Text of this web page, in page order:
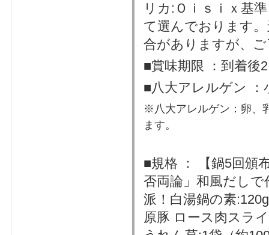
リカ:Ｏｉｓｉｘ基
て選んでおります
合がありますが、
■賞味期限 ：到着後
■八大アレルゲン ：
※八大アレルゲン：卵、
ます。
■規格 ： 【鍋5回頒
否両論」和風だし
派！白湯鍋の素
原豚 ロース肉スラ